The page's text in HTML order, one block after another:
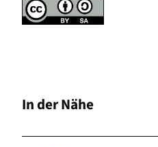
In der Nähe